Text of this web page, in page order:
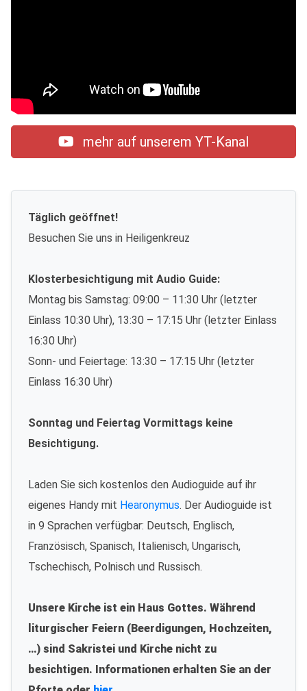
mehr auf unserem YT-Kanal
Täglich geöffnet!
Besuchen Sie uns in Heiligenkreuz
Klosterbesichtigung mit Audio Guide:
Montag bis Samstag: 09:00 – 11:30 Uhr (letzter
Einlass 10:30 Uhr), 13:30 – 17:15 Uhr (letzter Einlass
16:30 Uhr)
Sonn- und Feiertage: 13:30 – 17:15 Uhr (letzter
Einlass 16:30 Uhr)
Sonntag und Feiertag Vormittags keine
Besichtigung.
Laden Sie sich kostenlos den Audioguide auf ihr
eigenes Handy mit Hearonymus. Der Audioguide ist
in 9 Sprachen verfügbar: Deutsch, Englisch,
Französisch, Spanisch, Italienisch, Ungarisch,
Tschechisch, Polnisch und Russisch.
Unsere Kirche ist ein Haus Gottes. Während
liturgischer Feiern (Beerdigungen, Hochzeiten,
…) sind Sakristei und Kirche nicht zu
besichtigen. Informationen erhalten Sie an der